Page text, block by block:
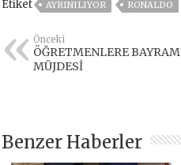
Etiket AYRINILIYOR RONALDO
Önceki
ÖĞRETMENLERE BAYRAM
MÜJDESİ
Benzer Haberler